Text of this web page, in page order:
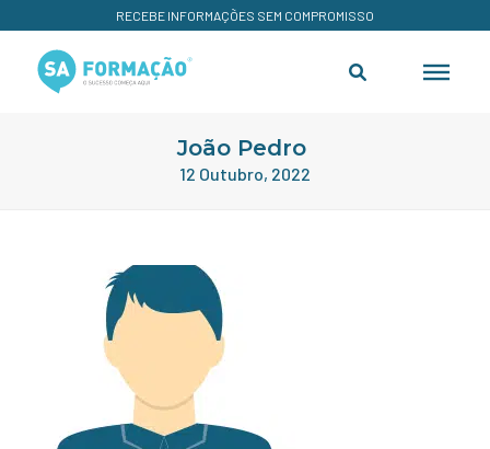
RECEBE INFORMAÇÕES SEM COMPROMISSO
João Pedro
12 Outubro, 2022